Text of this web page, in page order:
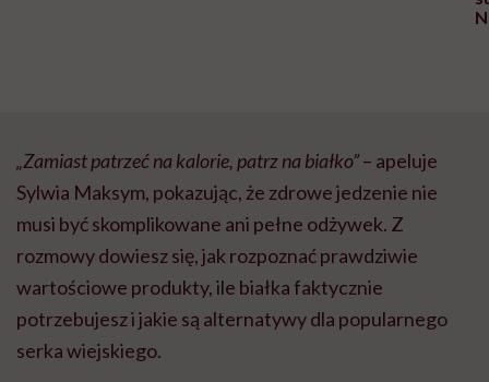
„Zamiast patrzeć na kalorie, patrz na białko”– apeluje
Sylwia Maksym, pokazując, że zdrowe jedzenie nie
musi być skomplikowane ani pełne odżywek. Z
rozmowy dowiesz się, jak rozpoznać prawdziwie
wartościowe produkty, ile białka faktycznie
potrzebujesz i jakie są alternatywy dla popularnego
serka wiejskiego.